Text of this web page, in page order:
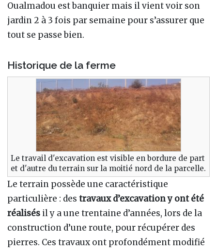
Oualmadou est banquier mais il vient voir son
jardin 2 à 3 fois par semaine pour s’assurer que
tout se passe bien.
Historique de la ferme
Le travail d'excavation est visible en bordure de part
et d'autre du terrain sur la moitié nord de la parcelle.
Le terrain possède une caractéristique
particulière : des travaux d’excavation y ont été
réalisés il y a une trentaine d’années, lors de la
construction d’une route, pour récupérer des
pierres. Ces travaux ont profondément modifié